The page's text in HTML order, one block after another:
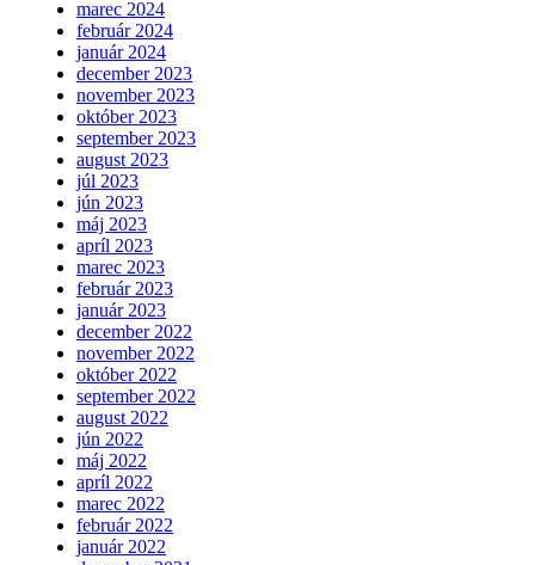
marec 2024
február 2024
január 2024
december 2023
november 2023
október 2023
september 2023
august 2023
júl 2023
jún 2023
máj 2023
apríl 2023
marec 2023
február 2023
január 2023
december 2022
november 2022
október 2022
september 2022
august 2022
jún 2022
máj 2022
apríl 2022
marec 2022
február 2022
január 2022